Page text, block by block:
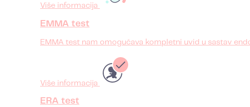
Više informacija
EMMA test
EMMA test nam omogućava kompletni uvid u sastav
Više informacija
ERA test